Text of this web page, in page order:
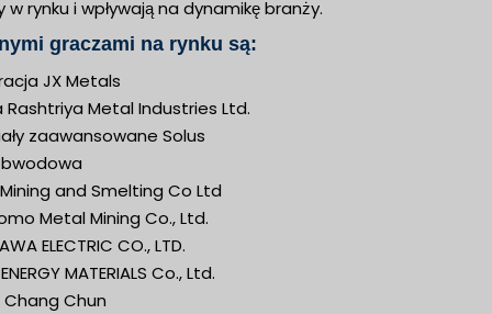
w rynku i wpływają na dynamikę branży.
graczami na rynku są:
JX Metals
Rashtriya Metal Industries Ltd.
zaawansowane Solus
and Smelting Co Ltd
Metal Mining Co., Ltd.
ELECTRIC CO., LTD.
MATERIALS Co., Ltd.
Chun